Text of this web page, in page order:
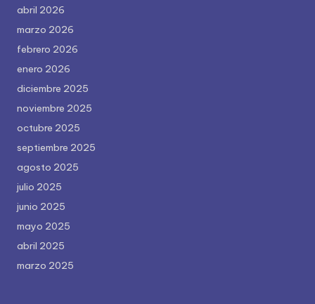
abril 2026
marzo 2026
febrero 2026
enero 2026
diciembre 2025
noviembre 2025
octubre 2025
septiembre 2025
agosto 2025
julio 2025
junio 2025
mayo 2025
abril 2025
marzo 2025